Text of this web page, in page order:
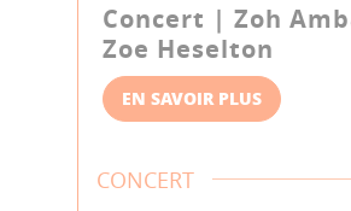
Concert | Zoh
Zoe Heselton
EN SAVOIR PLUS
CONCERT